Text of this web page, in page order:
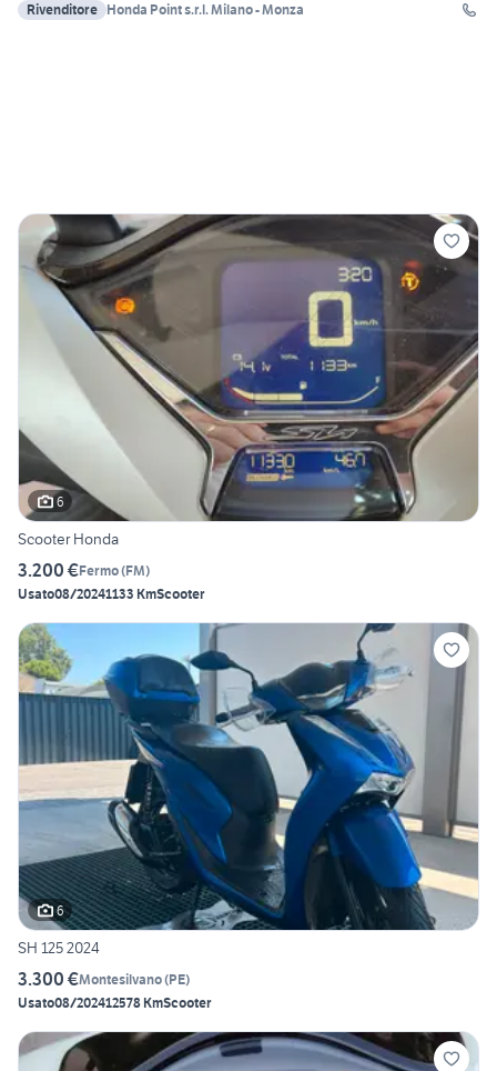
Rivenditore Honda Point s.r.l. Milano - Monza
6
Scooter Honda
3.200 €Fermo(FM)
Usato08/20241133 KmScooter
6
SH 125 2024
3.300 €Montesilvano(PE)
Usato08/202412578 KmScooter